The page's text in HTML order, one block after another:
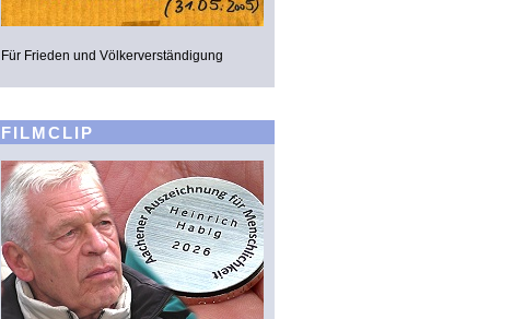
Für Frieden und Völkerverständigung
FILMCLIP